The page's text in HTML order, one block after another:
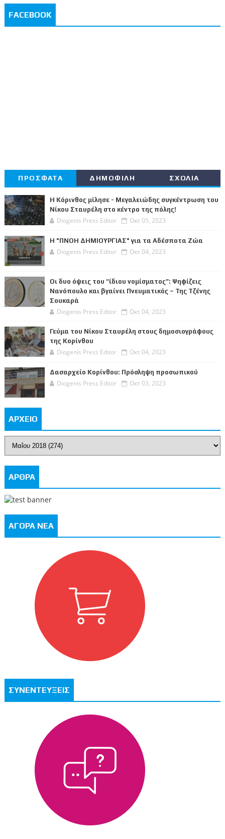
FACEBOOK
ΠΡΟΣΦΑΤΑ ΔΗΜΟΦΙΛΗ ΣΧΟΛΙΑ
Η Κόρινθος μίλησε - Μεγαλειώδης συγκέντρωση του
Νίκου Σταυρέλη στο κέντρο της πόλης!
Diogenis Press Editor Οκτ 05, 2023
Η "ΠΝΟΗ ΔΗΜΙΟΥΡΓΙΑΣ" για τα Αδέσποτα Ζώα
Diogenis Press Editor Οκτ 04, 2023
Οι δυο όψεις του “ίδιου νομίσματος”: Ψηφίζεις
Νανόπουλο και βγαίνει Πνευματικός – Της Τζένης
Σουκαρά
Diogenis Press Editor Οκτ 04, 2023
Γεύμα του Νίκου Σταυρέλη στους δημοσιογράφους
της Κορίνθου
Diogenis Press Editor Οκτ 04, 2023
Δασαρχείο Κορίνθου: Πρόσληψη προσωπικού
Diogenis Press Editor Οκτ 03, 2023
ΑΡΧΕΙΟ
ΑΡΘΡΑ
ΑΓΟΡΑ ΝΕΑ
ΣΥΝΕΝΤΕΥΞΕΙΣ